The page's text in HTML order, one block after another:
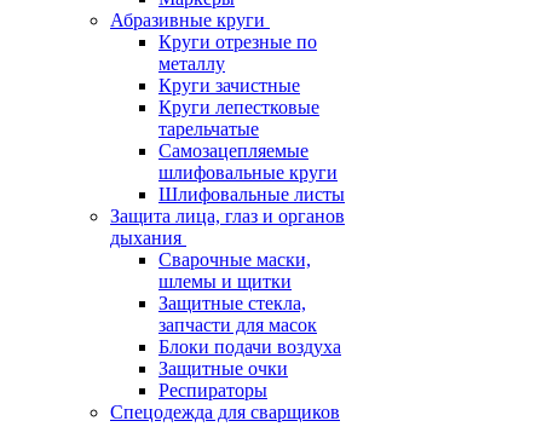
Абразивные круги
Круги отрезные по
металлу
Круги зачистные
Круги лепестковые
тарельчатые
Самозацепляемые
шлифовальные круги
Шлифовальные листы
Защита лица, глаз и органов
дыхания
Сварочные маски,
шлемы и щитки
Защитные стекла,
запчасти для масок
Блоки подачи воздуха
Защитные очки
Респираторы
Спецодежда для сварщиков